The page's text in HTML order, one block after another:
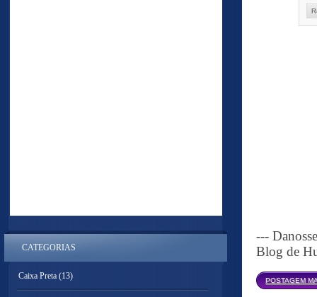
---
Blog de
POSTAGEM
CATEGORIAS
Caixa Preta (13)